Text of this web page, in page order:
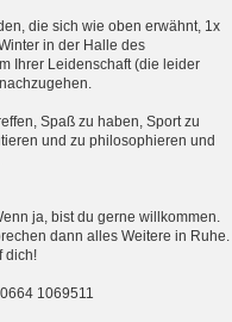
die sich wie oben erwähnt, 1x
in der Halle des
Ihrer Leidenschaft (die leider
Spaß zu haben, Sport zu
und zu philosophieren und
ja, bist du gerne willkommen.
dann alles Weitere in Ruhe.
dich!
1069511